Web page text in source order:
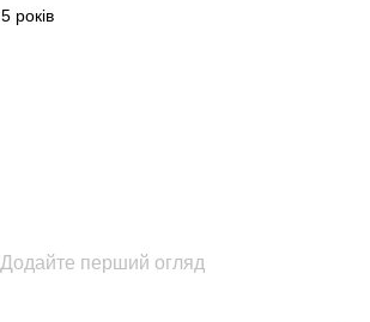
5 років
Додайте перший огляд